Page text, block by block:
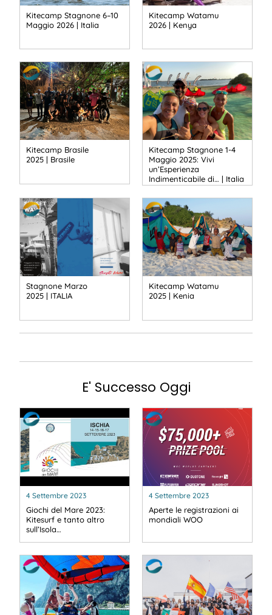
Kitecamp Stagnone 6–10
Maggio 2026 | Italia
Kitecamp Watamu
2026 | Kenya
Kitecamp Brasile
2025 | Brasile
Kitecamp Stagnone 1-4
Maggio 2025: Vivi
un’Esperienza
Indimenticabile di… | Italia
Stagnone Marzo
2025 | ITALIA
Kitecamp Watamu
2025 | Kenia
E' Successo Oggi
4 Settembre 2023
Giochi del Mare 2023:
Kitesurf e tanto altro
sull’Isola…
4 Settembre 2023
Aperte le registrazioni ai
mondiali WOO